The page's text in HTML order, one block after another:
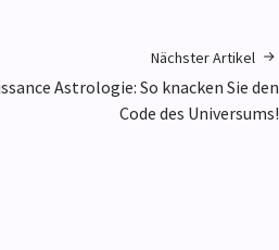
Nächster Artikel
Astrologie: So knacken Sie den
Code des Universums!